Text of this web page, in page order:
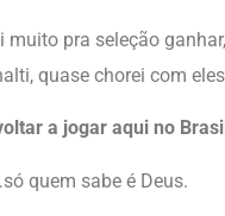
muito pra seleção
quase chorei com
a jogar aqui no
quem sabe é Deus.